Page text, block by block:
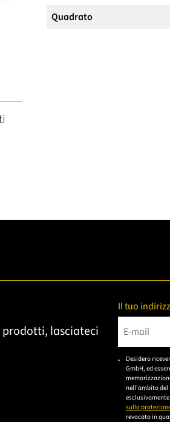
Quadrato
prodotti, lasciateci
Il tuo
Bitte
Desidero
GmbH, ed
nell'ambito del
sulla
revocato in